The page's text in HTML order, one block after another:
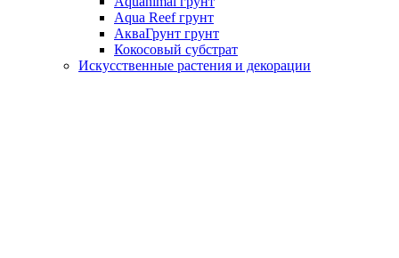
Aqua Reef грунт
АкваГрунт грунт
Кокосовый субстрат
Искусственные растения и декорации